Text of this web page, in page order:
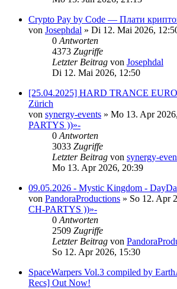
Crypto Pay by Code — Плати
von Josephdal » Di 12. Mai 2026,
0 Antworten
4373 Zugriffe
Letzter Beitrag von Josephdal
Di 12. Mai 2026, 12:50
[25.04.2025] HARD TRANCE
Zürich
von synergy-events » Mo 13. Apr
PARTYS ))»-
0 Antworten
3033 Zugriffe
Letzter Beitrag von synergy-
Mo 13. Apr 2026, 20:39
09.05.2026 - Mystic Kingdom -
von PandoraProductions » So 12. Apr
CH-PARTYS ))»-
0 Antworten
2509 Zugriffe
Letzter Beitrag von
So 12. Apr 2026, 15:30
SpaceWarpers Vol.3 compiled by
Recs] Out Now!